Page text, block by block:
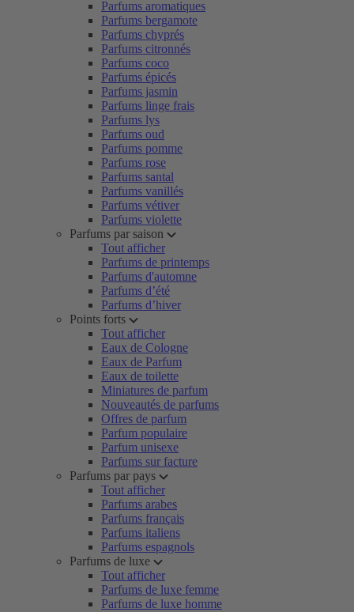
Parfums aromatiques
Parfums bergamote
Parfums chyprés
Parfums citronnés
Parfums coco
Parfums épicés
Parfums jasmin
Parfums linge frais
Parfums lys
Parfums oud
Parfums pomme
Parfums rose
Parfums santal
Parfums vanillés
Parfums vétiver
Parfums violette
Parfums par saison
Tout afficher
Parfums de printemps
Parfums d'automne
Parfums d’été
Parfums d’hiver
Points forts
Tout afficher
Eaux de Cologne
Eaux de Parfum
Eaux de toilette
Miniatures de parfum
Nouveautés de parfums
Offres de parfum
Parfum populaire
Parfum unisexe
Parfums sur facture
Parfums par pays
Tout afficher
Parfums arabes
Parfums français
Parfums italiens
Parfums espagnols
Parfums de luxe
Tout afficher
Parfums de luxe femme
Parfums de luxe homme